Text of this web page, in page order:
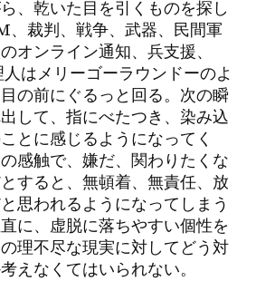
、乾いた目を引くものを探し
、裁判、戦争、武器、民間軍
オンライン通知、兵支援、
はメリーゴーラウンドーのよ
の前にぐるっと回る。次の瞬
して、指にべたつき、染み込
とに感じるようになってく
感触で、嫌だ、関わりたくな
すると、無頓着、無責任、放
思われるようになってしまう
に、虚脱に落ちやすい個性を
理不尽な現実に対してどう対
えなくてはいられない。